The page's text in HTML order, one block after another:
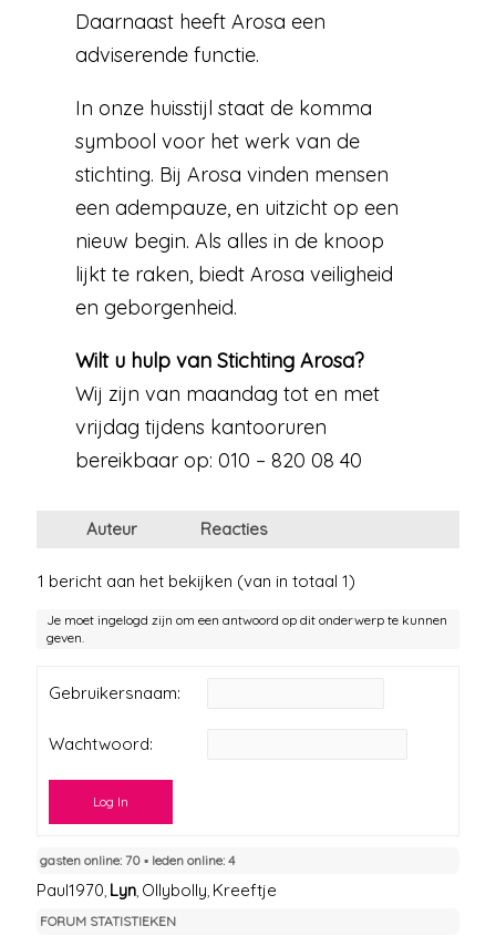
Daarnaast heeft Arosa een
adviserende functie.
In onze huisstijl staat de komma
symbool voor het werk van de
stichting. Bij Arosa vinden mensen
een adempauze, en uitzicht op een
nieuw begin. Als alles in de knoop
lijkt te raken, biedt Arosa veiligheid
en geborgenheid.
Wilt u hulp van Stichting Arosa?
Wij zijn van maandag tot en met
vrijdag tijdens kantooruren
bereikbaar op: 010 – 820 08 40
Auteur Reacties
1 bericht aan het bekijken (van in totaal 1)
Je moet ingelogd zijn om een antwoord op dit onderwerp te kunnen
geven.
Gebruikersnaam:
Wachtwoord:
Log In
gasten online: 70 ▪︎ leden online: 4
Paul1970 Lyn Ollybolly Kreeftje
FORUM STATISTIEKEN